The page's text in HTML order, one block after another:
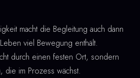
macht die Begleitung auch dann
viel Bewegung enthält.
durch einen festen Ort, sondern
die im Prozess wächst.